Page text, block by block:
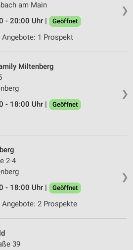
❯
am Main
- 20:00 Uhr |
Geöffnet
Angebote: 1 Prospekt
❯
Miltenberg
- 18:00 Uhr |
Geöffnet
❯
2-4
- 18:00 Uhr |
Geöffnet
Angebote: 2 Prospekte
39